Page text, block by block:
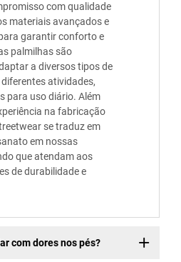
com qualidade
materiais avançados e
garantir conforto e
palmilhas são
a diversos tipos de
atividades,
para uso diário. Além
na fabricação
se traduz em
em nossas
que atendam aos
de durabilidade e
com dores nos pés?